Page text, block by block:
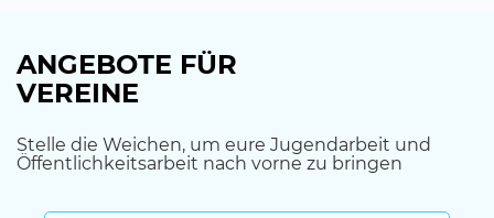
ANGEBOTE FÜR
VEREINE
Stelle die Weichen, um eure Jugendarbeit und
Öffentlichkeitsarbeit nach vorne zu bringen